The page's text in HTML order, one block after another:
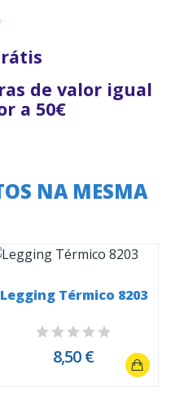
de valor igual
a 50€
NA MESMA
Legging Térmico 8203
8,50 €